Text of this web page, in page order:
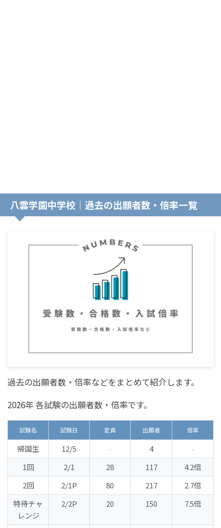
八雲学園中学校｜過去の出願者数・倍率一覧
過去の出願者数・倍率などをまとめて紹介します。
2026年 各試験の出願者数・倍率です。
試験名 試験日 定員 出願者 倍率
帰国生 12/5 - 4
-
1回
2/1 28 117
4.2倍
2回
2/1P 80 217
2.7倍
特待チャ
レンジ
2/2P 20 150 7.5倍